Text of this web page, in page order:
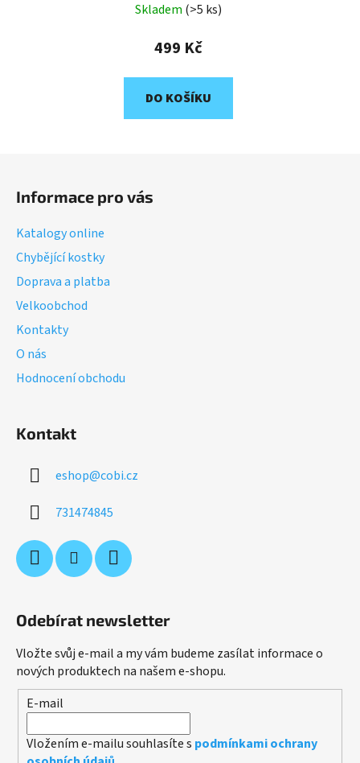
Skladem (>5 ks)
499 Kč
DO KOŠÍKU
Informace pro vás
Katalogy online
Chybějící kostky
Doprava a platba
Velkoobchod
Kontakty
O nás
Hodnocení obchodu
Kontakt
eshop@cobi.cz
731474845
Odebírat newsletter
Vložte svůj e-mail a my vám budeme zasílat informace o
nových produktech na našem e-shopu.
E-mail
Vložením e-mailu souhlasíte s podmínkami ochrany